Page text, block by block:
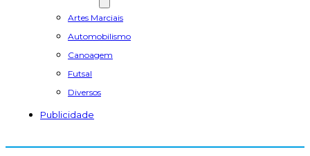
Artes Marciais
Automobilismo
Canoagem
Futsal
Diversos
Publicidade